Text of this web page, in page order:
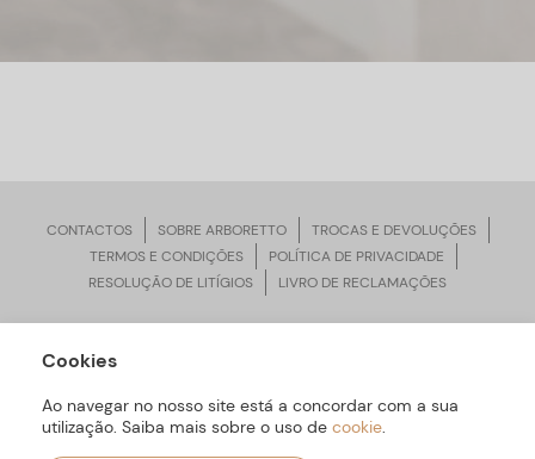
CONTACTOS SOBRE ARBORETTO
TROCAS E DEVOLUÇÕES
TERMOS E CONDIÇÕES
POLÍTICA DE PRIVACIDADE
RESOLUÇÃO DE LITÍGIOS
LIVRO DE RECLAMAÇÕES
ARBORETTO © Todos os Direitos Reservados | Desenvolvido por
Cookies
Ao navegar no nosso site está a concordar com a sua
utilização. Saiba mais sobre o uso de cookie.